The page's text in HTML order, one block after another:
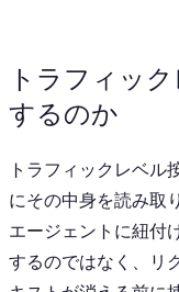
トラフィッ
するのか
トラフィックレベ
にその中身を読み取
エージェントに紐付
するのではなく、リ